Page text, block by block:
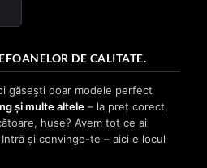
DE CALITATE.
găsești doar modele perfect
și multe altele – la preț corect,
huse? Avem tot ce ai
și convinge-te – aici e locul